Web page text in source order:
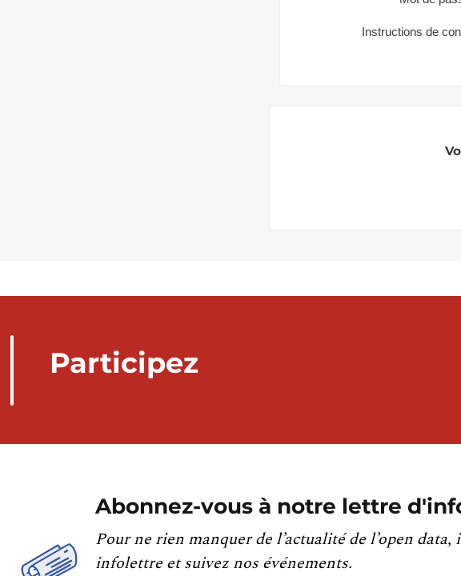
Instructions de
Participez
Abonnez-vous à notre lettre
Pour ne rien manquer de l’actualité de l’open
infolettre et suivez nos événements.